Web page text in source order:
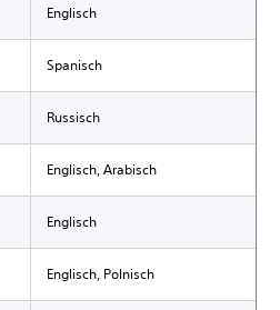
Englisch
Spanisch
Russisch
Englisch, Arabisch
Englisch
Englisch, Polnisch